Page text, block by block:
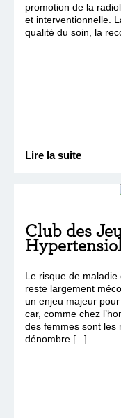
promotion de la
et interventionnelle.
qualité du soin, la
Lire la suite
Club des
Le risque de
reste largement
un enjeu majeur
car, comme chez
des femmes sont les
dénombre [...]